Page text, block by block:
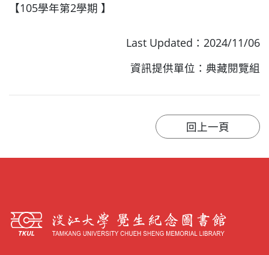
【105學年第2學期 】
Last Updated：2024/11/06
資訊提供單位：典藏閱覽組